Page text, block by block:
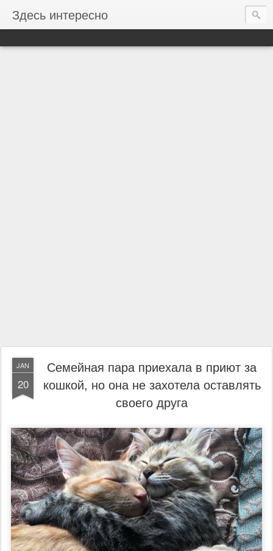
Здесь интересно
JAN
20
Семейная пара приехала в приют за
кошкой, но она не захотела оставлять
своего друга